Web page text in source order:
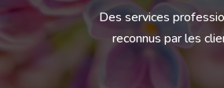
Des services
reconnus par les